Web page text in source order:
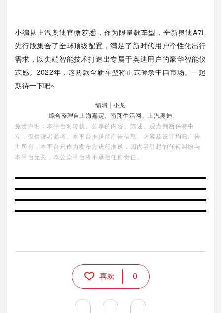
小编从上汽奥迪官微获悉，作为限量款车型，全新奥迪A7L
先行版集合了全球顶级配置，满足了新时代用户个性化出行
需求，以尖端智能技术打造出专属于奥迪用户的豪华智能仪
式感。2022年，这两款全新车型将正式登录中国市场。一起
期待一下吧~
编辑 | 小龙
综合整理自上海嘉定、南翔生活网、上汽奥迪
免责声明：本平台对转载、分享的内容、陈述、观点判断保持中
立，仅供读者参考。本平台推送的广告信息、内容及设计均归广告
主所有，本平台只作为发布方进行推送，因内容引起的任何纠纷与
本平台无关，本公众平台将不承担任何责任。
喜欢 0